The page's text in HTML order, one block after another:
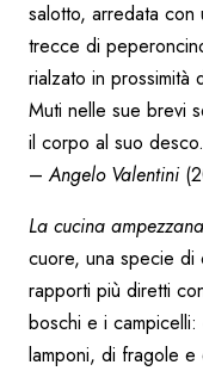
salotto, arredata con
trecce di
rialzato in prossimità
Muti nelle sue brevi
il corpo al suo desco.
–Angelo Valentini
La cucina ampezzana
cuore, una specie di
rapporti più diretti
boschi e i
lamponi, di fragole